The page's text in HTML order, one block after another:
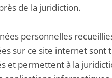
de la juridiction.
personnelles
sur ce site internet sont
et permettent à la